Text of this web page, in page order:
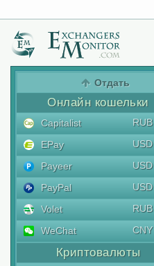
Отдать
Онлайн кошельки
Capitalist
RUB
EPay
USD
Payeer
USD
PayPal
USD
Volet
RUB
WeChat
CNY
Криптовалюты